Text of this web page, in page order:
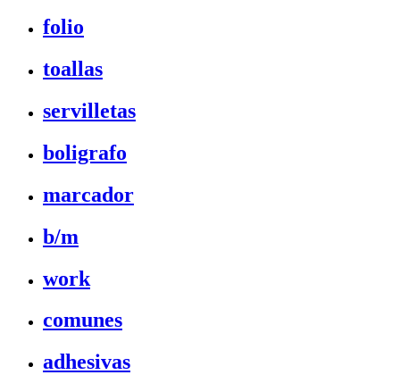
folio
toallas
servilletas
boligrafo
marcador
b/m
work
comunes
adhesivas